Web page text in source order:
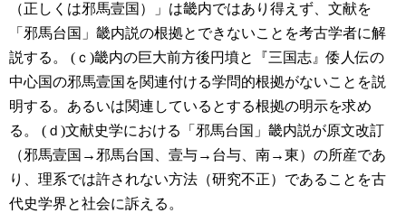
（正しくは邪馬壹国）」は畿内ではあり得えず、文献を
「邪馬台国」畿内説の根拠とできないことを考古学者に解
説する。
(ｃ)畿内の巨大前方後円墳と『三国志』倭人伝の
中心国の邪馬壹国を関連付ける学問的根拠がないことを説
明する。あるいは関連しているとする根拠の明示を求め
る。
(ｄ)文献史学における「邪馬台国」畿内説が原文改訂
（邪馬壹国→邪馬台国、壹与→台与、南→東）の所産であ
り、理系では許されない方法（研究不正）であることを古
代史学界と社会に訴える。